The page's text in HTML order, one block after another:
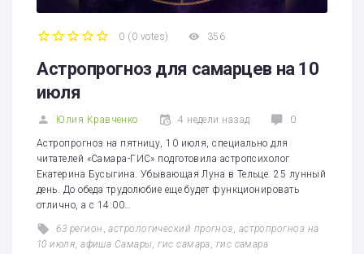
0 (0 votes) 356
Астропрогноз для самарцев на 10
июля
Юлия Кравченко 4 недели назад 0
Астропрогноз на пятницу, 10 июля, специально для
читателей «Самара-ГИС» подготовила астропсихолог
Екатерина Бусыгина. Убывающая Луна в Тельце. 25 лунный
день. До обеда трудолюбие еще будет функционировать
отлично, а с 14:00…
63 регион ,астрологический прогноз, астропрогноз на
10 июля,афиша Самары,гис самара, гис самара